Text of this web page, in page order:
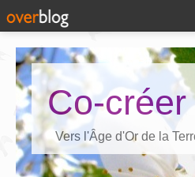
Co-
Vers l'Âge d'Or de la